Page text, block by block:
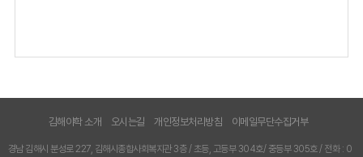
김해야학 소개 오시는길 개인정보처리방침 이메일무단수집거부
경남 김해시 분성로 227, 김해시종합사회복지관 3층 / 초등, 고등부 304호/ 중등부 305호 / 전화 : 0